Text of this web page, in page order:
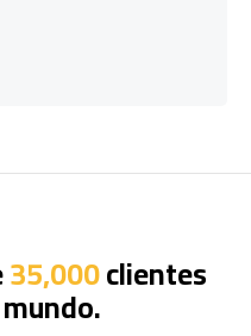
35,000clientes